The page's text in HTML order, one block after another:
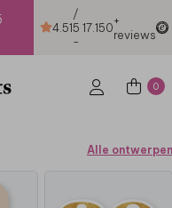
4.51
/
5
-
17.150+
reviews
0
Alle ontwerpen